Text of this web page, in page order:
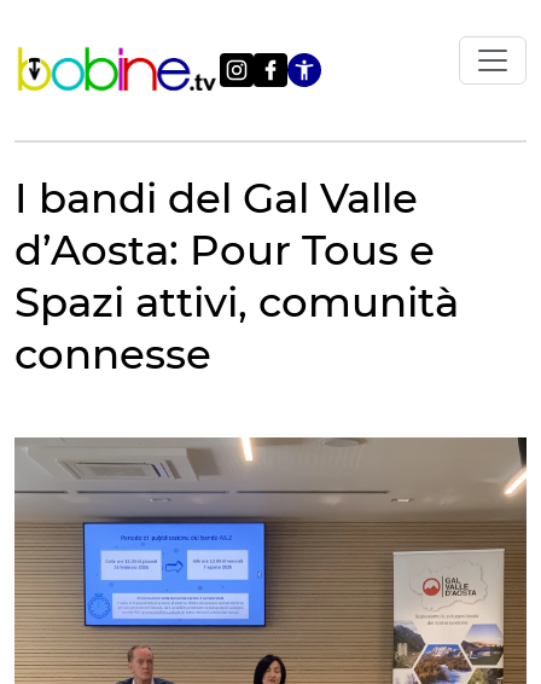
contenuto
Apri le
I bandi del Gal Valle
d’Aosta: Pour Tous e
Spazi attivi, comunità
connesse